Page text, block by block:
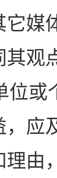
它媒
其观
位或
，应
理由